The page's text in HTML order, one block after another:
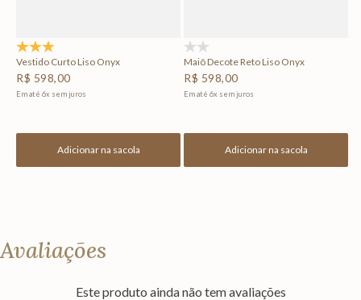
Vestido Curto Liso Onyx
R$ 598,00
Em até 6x sem juros
Adicionar na sacola
Maiô Decote Reto Liso Onyx
R$ 598,00
Em até 6x sem juros
Adicionar na sacola
Avaliações
Este produto ainda não tem avaliações